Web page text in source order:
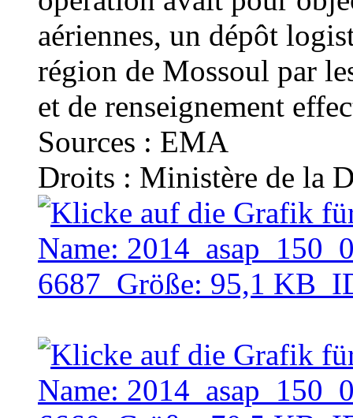
aériennes, un dépôt
région de Mossoul par
et de renseignement
Sources : EMA
Droits : Ministère de la